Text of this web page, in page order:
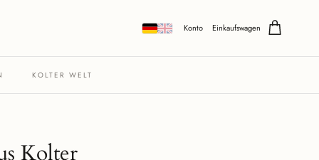
Konto Einkaufswagen
KOLTER WELT
Kolter